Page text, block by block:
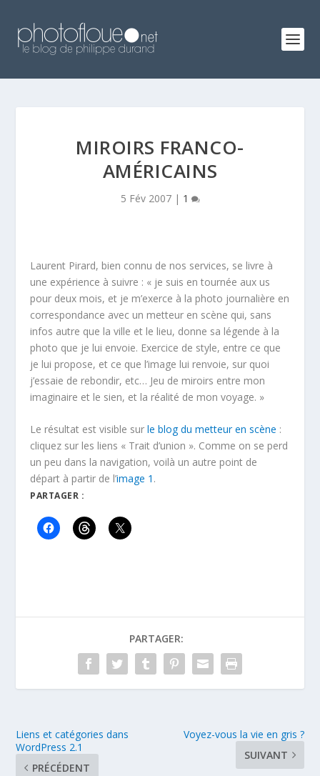
MIROIRS FRANCO-
AMÉRICAINS
5 Fév 2007| 1
Laurent Pirard, bien connu de nos services, se livre à
une expérience à suivre : « je suis en tournée aux us
pour deux mois, et je m’exerce à la photo journalière en
correspondance avec un metteur en scène qui, sans
infos autre que la ville et le lieu, donne sa légende à la
photo que je lui envoie. Exercice de style, entre ce que
je lui propose, et ce que l’image lui renvoie, sur quoi
j’essaie de rebondir, etc… Jeu de miroirs entre mon
imaginaire et le sien, et la réalité de mon voyage. »
Le résultat est visible surle blog du metteur en scène :
cliquez sur les liens « Trait d’union ». Comme on se perd
un peu dans la navigation, voilà un autre point de
départ à partir de l’image 1 .
PARTAGER :
PARTAGER:
Liens et catégories dans
WordPress 2.1
PRÉCÉDENT
Voyez-vous la vie en gris ?
SUIVANT